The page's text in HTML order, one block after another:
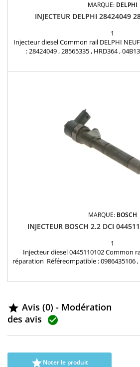
MARQUE: DELPHI
INJECTEUR DELPHI 28424049
1
Injecteur diesel Common rail DELPHI
: 28424049 , 28565335 , HRD364 ,
MARQUE: BOSCH
INJECTEUR BOSCH 2.2 DCI
1
Injecteur diesel 0445110102 Common
réparation Référeompatible : 0986435106 ,
 Avis (0) - Modération
des avis 
Noter le produit